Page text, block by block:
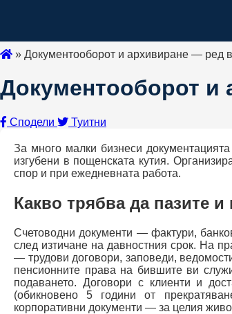
» Документооборот и архивиране — ред
Документооборот и
Сподели Туитни
За много малки бизнеси
изгубени в пощенската кутия.
спор и при ежедневната работа.
Какво трябва да пазите и
Счетоводни документи — фактури,
след изтичане на давностния срок. На
— трудови договори, заповеди,
пенсионните права на бившите ви
подаването. Договори с клиенти и
(обикновено 5 години от
корпоративни документи — за целия